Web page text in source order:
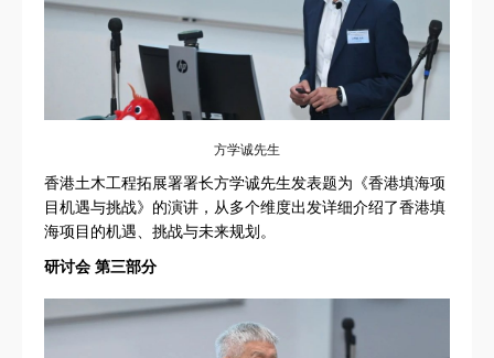
方学诚先生
香港土木工程拓展署署长方学诚先生发表题为《香港填海项
目机遇与挑战》的演讲，从多个维度出发详细介绍了香港填
海项目的机遇、挑战与未来规划。
研讨会 第三部分